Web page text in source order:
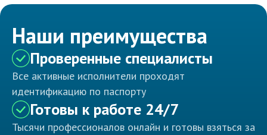
Наши преимущества
Проверенные специалисты
Все активные исполнители проходят
идентификацию по паспорту
Готовы к работе 24/7
Тысячи профессионалов онлайн и готовы взяться за